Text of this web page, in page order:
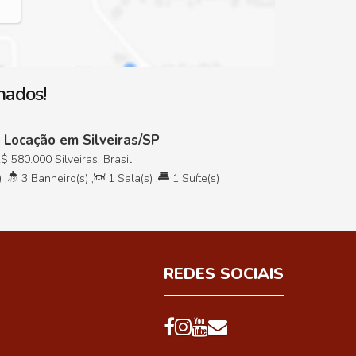
em Silveiras/SP
580.000 Silveiras, Brasil
, 3 Banheiro(s) , 1 Sala(s) , 1 Suíte(s)
REDES SOCIAIS